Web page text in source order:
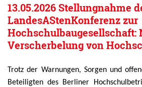
13.05.2026 Stellungnahme
LandesAStenKonferenz zur
Hochschulbaugesellschaft:
Verscherbelung von
Trotz der Warnungen, Sorgen und
Beteiligten des Berliner